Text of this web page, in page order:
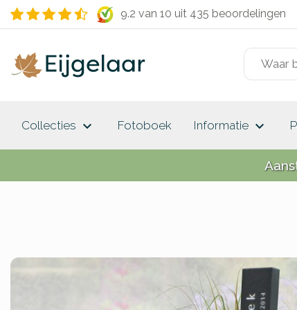
9.2 van 10 uit 435 beoordelingen
Collecties keyboard_arrow_down Fotoboek Informatie keyboard_arrow_down